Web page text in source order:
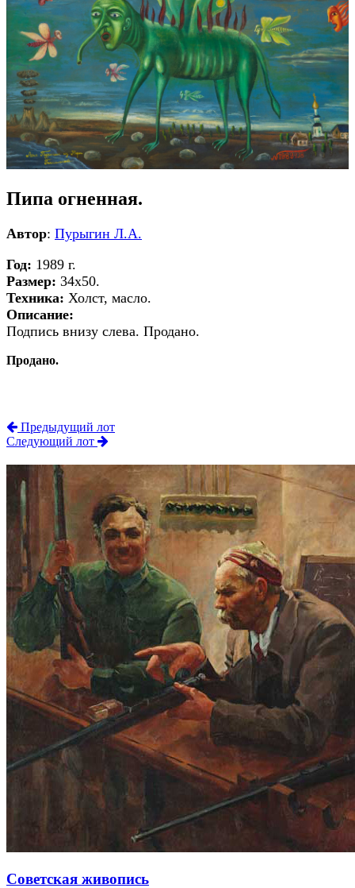
Пипа огненная.
Автор: Пурыгин Л.А.
Год: 1989 г.
Размер: 34х50.
Техника: Холст, масло.
Описание:
Подпись внизу слева. Продано.
Продано.
Предыдущий лот
Следующий лот
Советская живопись